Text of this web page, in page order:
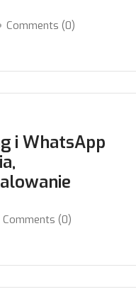
Comments (0)
i WhatsApp
Comments (0)